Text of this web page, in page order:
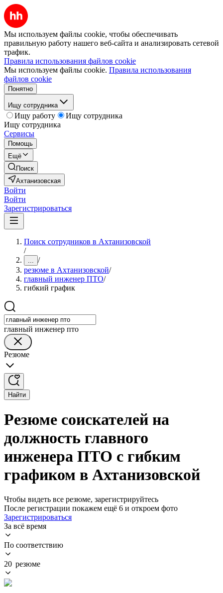
Мы используем файлы cookie, чтобы обеспечивать
правильную работу нашего веб-сайта и анализировать сетевой
трафик.
Правила использования файлов cookie
Мы используем файлы cookie. Правила использования
файлов cookie
Понятно
Ищу сотрудника
Ищу работу
Ищу сотрудника
Ищу сотрудника
Сервисы
Помощь
Ещё
Поиск
Ахтанизовская
Войти
Войти
Зарегистрироваться
Поиск сотрудников в Ахтанизовской
/
... /
резюме в Ахтанизовской/
главный инженер ПТО/
гибкий график
главный инженер пто
Резюме
Найти
Резюме соискателей на
должность главного
инженера ПТО с гибким
графиком в Ахтанизовской
Чтобы видеть все резюме, зарегистрируйтесь
После регистрации покажем ещё 6 и откроем фото
Зарегистрироваться
За всё время
По соответствию
20 резюме